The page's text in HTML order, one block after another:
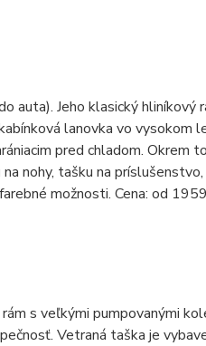
auta). Jeho klasický hliníkový
lanovka vo vysokom
pred chladom. Okrem
nohy, tašku na
možnosti. Cena: od
s veľkými pumpovanými
Vetraná taška je